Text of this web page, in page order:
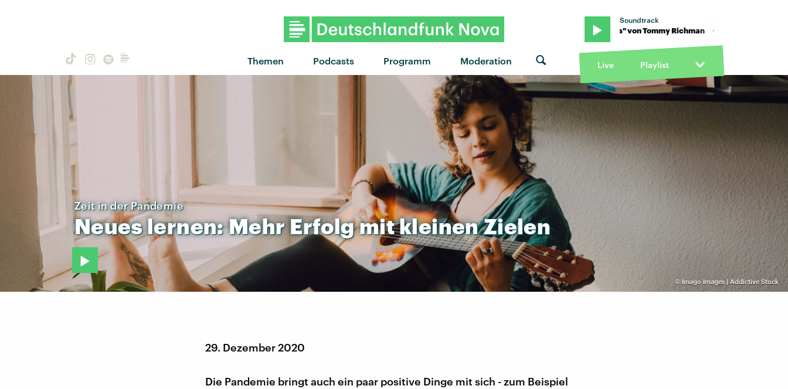
Themen Podcasts Programm Moderation
Soundtrack
"Changes" von Tommy Richman · "Changes" von Tommy Richman · "Changes" von Tommy
Live Playlist
© Imago Images | Addictive Stock
Zeit in der Pandemie
Neueslernen:MehrErfolgmitkleinenZielen
29. Dezember 2020
Die Pandemie bringt auch ein paar positive Dinge mit sich - zum Beispiel